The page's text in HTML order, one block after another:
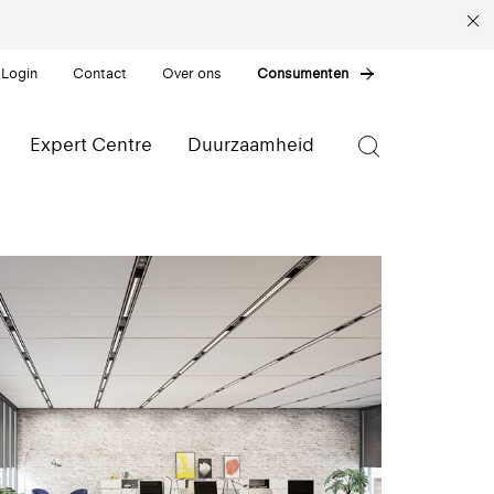
Contact Over ons Consumenten
Expert Centre Duurzaamheid